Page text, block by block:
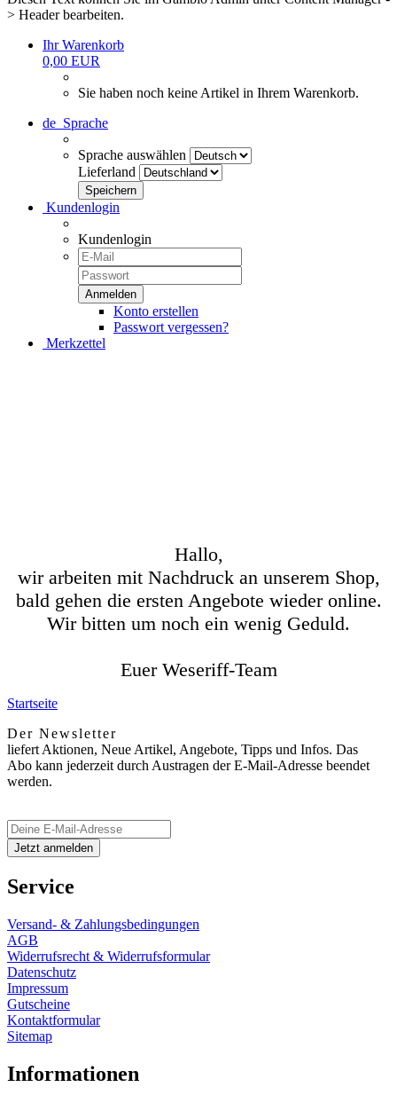
> Header bearbeiten.
Ihr Warenkorb
0,00 EUR
Sie haben noch keine Artikel in Ihrem Warenkorb.
de Sprache
Sprache auswählen
Lieferland
Kundenlogin
Kundenlogin
Konto erstellen
Passwort vergessen?
Merkzettel
Hallo,
wir arbeiten mit Nachdruck an unserem Shop,
bald gehen die ersten Angebote wieder online.
Wir bitten um noch ein wenig Geduld.
Euer Weseriff-Team
Startseite
Der Newsletter
liefert Aktionen, Neue Artikel, Angebote, Tipps und Infos. Das
Abo kann jederzeit durch Austragen der E-Mail-Adresse beendet
werden.
Service
Versand- & Zahlungsbedingungen
AGB
Widerrufsrecht & Widerrufsformular
Datenschutz
Impressum
Gutscheine
Kontaktformular
Sitemap
Informationen